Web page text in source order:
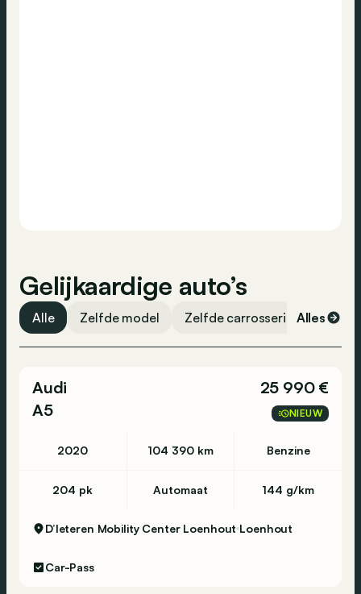
Gelijkaardige auto’s
Alle Zelfde model Zelfde carrosserievorm
Alles
Audi
A5
25 990 €
NIEUW
2020 104 390 km Benzine
204 pk Automaat 144 g/km
D’Ieteren Mobility Center Loenhout Loenhout
Car-Pass